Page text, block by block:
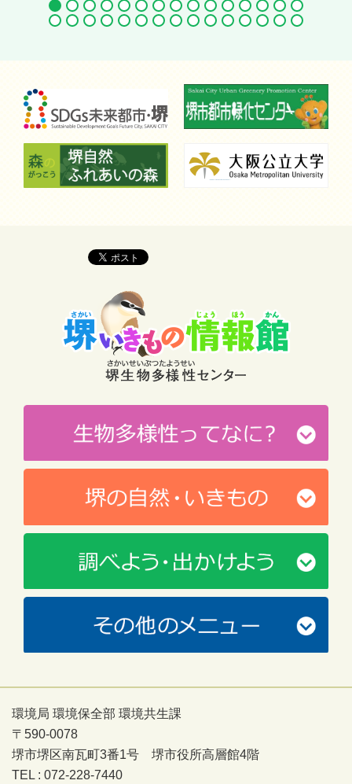
環境局 環境保全部 環境共生課
〒590-0078
堺市堺区南瓦町3番1号 堺市役所高層館4階
TEL : 072-228-7440